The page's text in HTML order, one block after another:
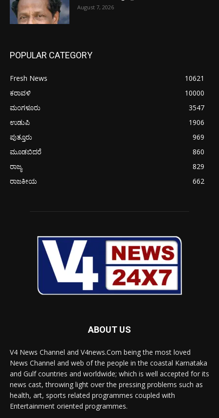
August 7, 2026
POPULAR CATEGORY
Fresh News
10621
ಕರಾವಳಿ
10000
ಮಂಗಳೂರು
3547
ಉಡುಪಿ
1906
ಪುತ್ತೂರು
969
ಮೂಡಬಿದರೆ
860
ರಾಜ್ಯ
829
ರಾಜಕೀಯ
662
ABOUT US
V4 News Channel and V4news.Com being the most loved
News Channel and web of the people in the coastal Karnataka
and Gulf countries and worldwide; which is well accepted for its
news cast, throwing light over the pressing problems such as
health, art, sports related programmes coupled with
Entertainment oriented programmes.